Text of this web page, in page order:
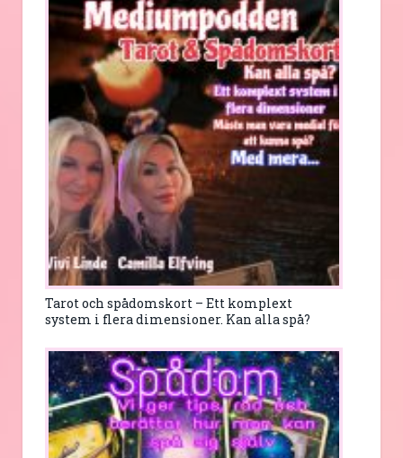
Tarot och spådomskort – Ett komplext
system i flera dimensioner. Kan alla spå?